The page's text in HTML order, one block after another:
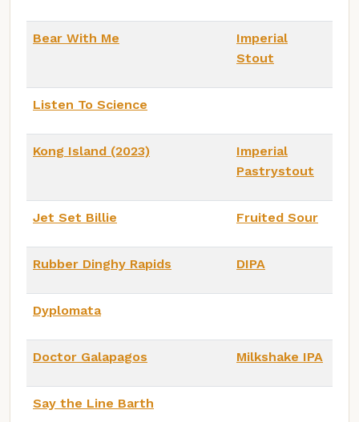
Bear With Me
Imperial
Stout
Listen To Science
Kong Island (2023)
Imperial
Pastrystout
Jet Set Billie Fruited Sour
Rubber Dinghy Rapids DIPA
Dyplomata
Doctor Galapagos Milkshake IPA
Say the Line Barth